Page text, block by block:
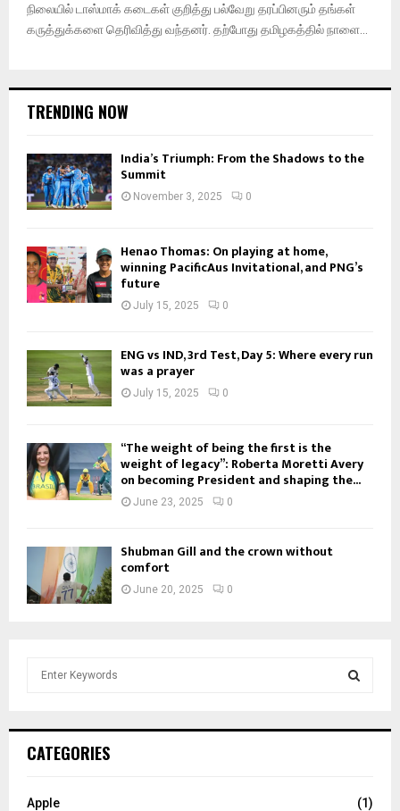
நிலையில் டாஸ்மாக் கடைகள் குறித்து பல்வேறு தரப்பினரும் தங்கள்
கருத்துக்களை தெரிவித்து வந்தனர். தற்போது தமிழகத்தில் நாளை...
TRENDING NOW
India’s Triumph: From the Shadows to the
Summit
November 3, 2025 0
Henao Thomas: On playing at home,
winning PacificAus Invitational, and PNG’s
future
July 15, 2025 0
ENG vs IND, 3rd Test, Day 5: Where every run
was a prayer
July 15, 2025 0
“The weight of being the first is the
weight of legacy”: Roberta Moretti Avery
on becoming President and shaping the...
June 23, 2025 0
Shubman Gill and the crown without
comfort
June 20, 2025 0
h
o
CATEGORIES
Apple
(1)